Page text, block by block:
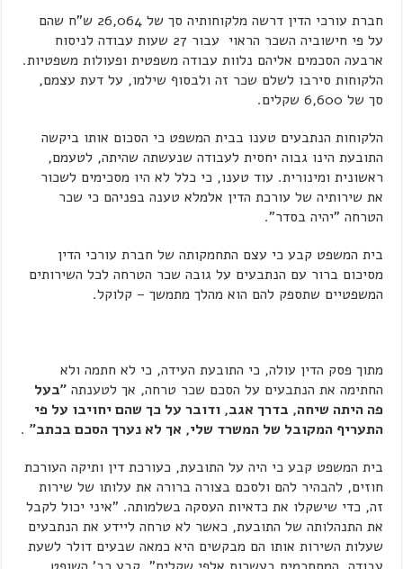
חברת עורכי הדין דרשה מלקוחותיה סך של 26,064 ש"ח שהם
על פי חישוביה השכר הראוי עבור 27 שעות עבודה לניסוח
ארבעה הסכמים אליהם נלוות עבודה משפטית ופעולות משפטיות.
הלקוחות סירבו לשלם שכר זה ולבסוף שילמו, על דעת עצמם,
סך של 6,600 שקלים.
הלקוחות הנתבעים טענו בבית המשפט כי הסכום אותו ביקשה
התובעת הינו גבוה יחסית לעבודה שנעשתה שהיתה, לטעמם,
ראשונית ומינורית. עוד טענו, כי כלל לא היו מסכימים לשכור
את שירותיה של עורכת הדין אלמלא טענה בפניהם כי שכר
הטרחה "יהיה בסדר".
בית המשפט קבע כי עצם התחמקותה של חברת עורכי הדין
מסיכום ברור עם הנתבעים על גובה שכר הטרחה לכל השירותים
המשפטיים שתספק להם הוא מהלך מתמשך – קלוקל.
מתוך פסק הדין עולה, כי התובעת העידה, כי לא חתמה ולא
החתימה את הנתבעים על הסכם שכר טרחה, אך לטענתה"בעל
פה היתה שיחה, בדרך אגב, ודובר על כך שהם יחויבו על פי
התעריף המקובל של המשרד שלי, אך לא נערך הסכם בכתב" .
בית המשפט קבע כי היה על התובעת, כעורכת דין ותיקה העורכת
חוזים, להבהיר להם ולסכם בצורה ברורה את עלותו של שירות
זה, כדי שישקלו את כדאיות העסקה בשלמותה. "איני יכול לקבל
את התנהלותה של התובעת, כאשר לא טרחה ליידע את הנתבעים
שעלות השירות אותו הם מבקשים היא כמאה שבעים דולר לשעת